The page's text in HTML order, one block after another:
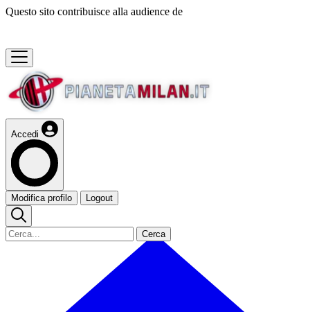
Questo sito contribuisce alla audience de
Accedi
Modifica profilo Logout
Cerca